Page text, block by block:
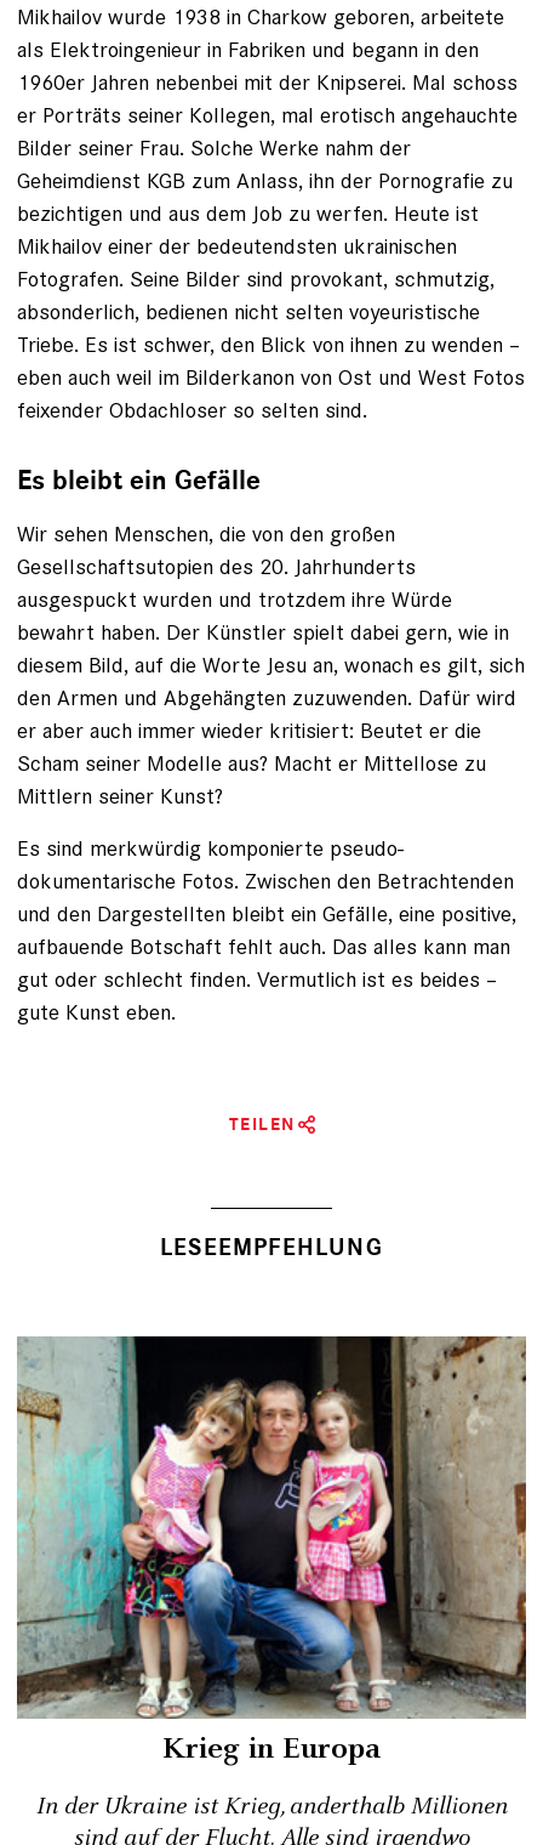
Mikhailov wurde 1938 in Charkow geboren, arbeitete
als Elektroingenieur in Fabriken und begann in den
1960er Jahren nebenbei mit der Knipserei. Mal schoss
er Porträts seiner Kollegen, mal erotisch angehauchte
Bilder seiner Frau. Solche Werke nahm der
Geheimdienst KGB zum Anlass, ihn der Pornografie zu
bezichtigen und aus dem Job zu werfen. Heute ist
Mikhailov einer der bedeutendsten ukrainischen
Fotografen. Seine Bilder sind provokant, schmutzig,
absonderlich, bedienen nicht selten voyeuris­tische
Triebe. Es ist schwer, den Blick von ihnen zu wenden –
eben auch weil im Bilder­kanon von Ost und West ­Fotos
­feixender Obdachloser so selten sind.
Es bleibt ein Gefälle
Wir sehen Menschen, die von den ­gro­ßen
Gesellschaftsutopien des 20. Jahrhunderts
ausgespuckt wurden und trotzdem ihre Würde
bewahrt haben. Der Künstler spielt dabei gern, wie in
diesem Bild, auf die Worte Jesu an, wonach es gilt, sich
den Armen und Abgehängten zuzuwenden. Dafür wird
er aber auch immer wieder ­kritisiert: Beutet er die
Scham ­seiner Modelle aus? Macht er Mittellose zu
Mittlern seiner Kunst?
Es sind merkwürdig komponierte pseudo­
dokumentarische Fotos. Zwischen den Betrachtenden
und den Dargestellten bleibt ein Gefälle, eine positive,
aufbauende Botschaft fehlt auch. Das alles kann man
gut oder schlecht finden. Vermutlich ist es beides –
gute Kunst eben.
TEILEN
LESEEMPFEHLUNG
Krieg in Europa
In der Ukraine ist Krieg, anderthalb Millionen
sind auf der Flucht. Alle sind irgendwo